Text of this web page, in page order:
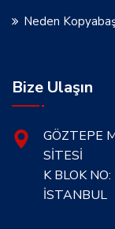
Neden
Bize Ulaşın
GÖZTEPE
SİTESİ
K BLOK
İSTANBUL